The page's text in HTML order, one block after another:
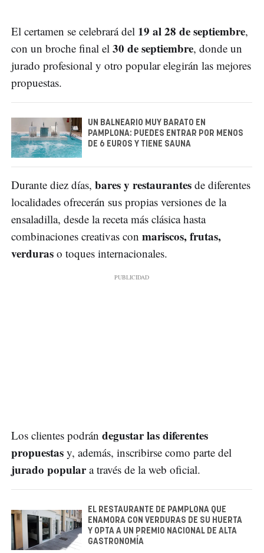
El certamen se celebrará del 19 al 28 de septiembre,
con un broche final el 30 de septiembre, donde un
jurado profesional y otro popular elegirán las mejores
propuestas.
UN BALNEARIO MUY BARATO EN
PAMPLONA: PUEDES ENTRAR POR MENOS
DE 6 EUROS Y TIENE SAUNA
Durante diez días, bares y restaurantes de diferentes
localidades ofrecerán sus propias versiones de la
ensaladilla, desde la receta más clásica hasta
combinaciones creativas con mariscos, frutas,
verduras o toques internacionales.
Los clientes podrán degustar las diferentes
propuestas y, además, inscribirse como parte del
jurado populara través de la web oficial.
EL RESTAURANTE DE PAMPLONA QUE
ENAMORA CON VERDURAS DE SU HUERTA
Y OPTA A UN PREMIO NACIONAL DE ALTA
GASTRONOMÍA